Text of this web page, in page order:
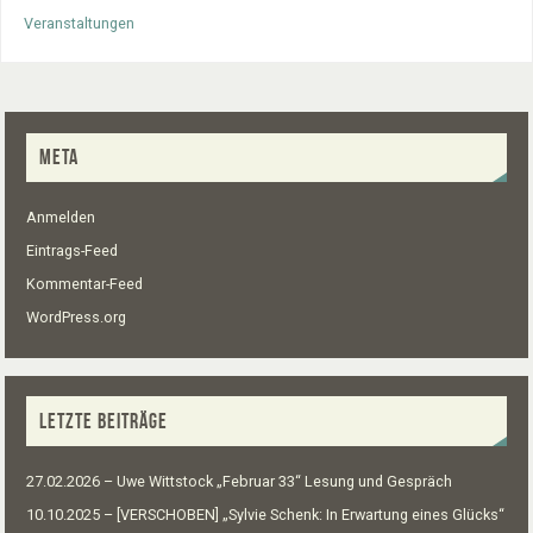
Veranstaltungen
META
Anmelden
Eintrags-Feed
Kommentar-Feed
WordPress.org
LETZTE BEITRÄGE
27.02.2026 – Uwe Wittstock „Februar 33“ Lesung und Gespräch
10.10.2025 – [VERSCHOBEN] „Sylvie Schenk: In Erwartung eines Glücks“